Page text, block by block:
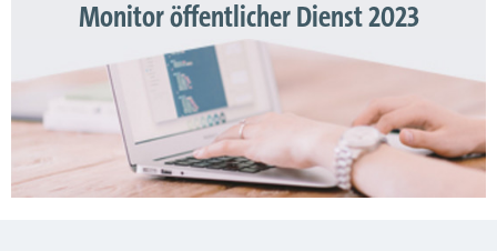
Monitor öffentlicher Dienst 2023